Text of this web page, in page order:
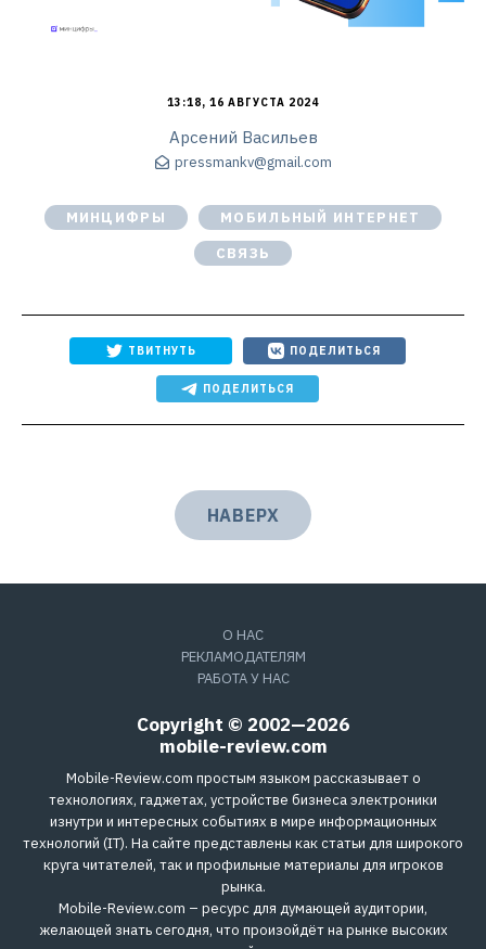
13:18, 16 АВГУСТА 2024
Арсений Васильев
pressmankv@gmail.com
МИНЦИФРЫ
МОБИЛЬНЫЙ ИНТЕРНЕТ
СВЯЗЬ
ТВИТНУТЬ ПОДЕЛИТЬСЯ
ПОДЕЛИТЬСЯ
НАВЕРХ
О НАС
РЕКЛАМОДАТЕЛЯМ
РАБОТА У НАС
Copyright © 2002—2026
mobile-review.com
Mobile-Review.com простым языком рассказывает о
технологиях, гаджетах, устройстве бизнеса электроники
изнутри и интересных событиях в мире информационных
технологий (IT). На сайте представлены как статьи для широкого
круга читателей, так и профильные материалы для игроков
рынка.
Mobile-Review.com – ресурс для думающей аудитории,
желающей знать сегодня, что произойдёт на рынке высоких